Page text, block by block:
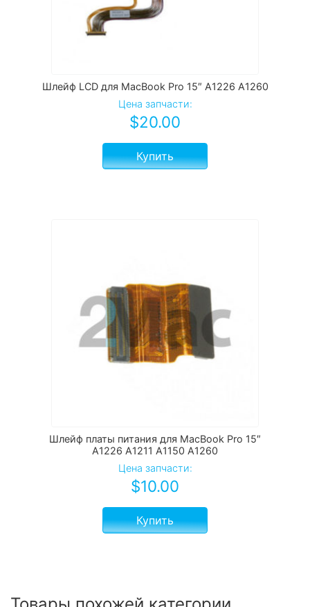
Шлейф LCD для MacBook Pro 15″ A1226 A1260
Цена запчасти:
$20.00
Купить
Шлейф платы питания для MacBook Pro 15″
A1226 A1211 A1150 A1260
Цена запчасти:
$10.00
Купить